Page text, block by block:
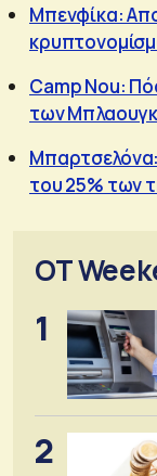
Μπενφίκα:
Camp Nou:
των
του 25% των
OT
1
2